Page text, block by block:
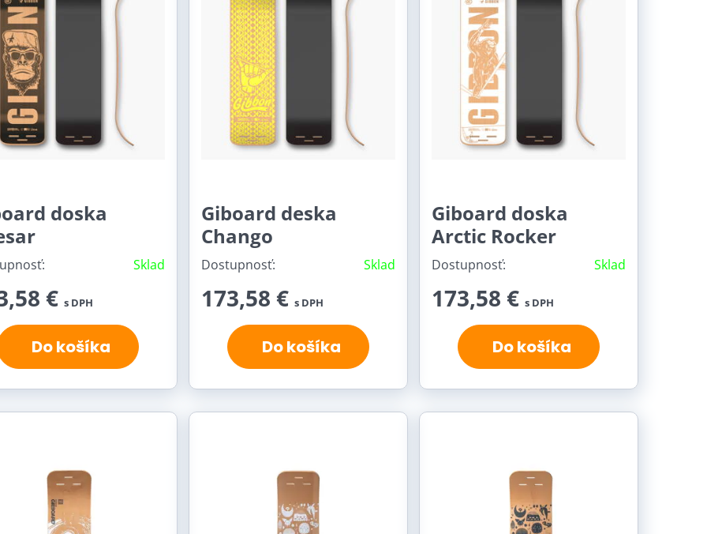
doska
Sklad
€ s DPH
Do košíka
Giboard deska
Chango
Dostupnosť: Sklad
173,58 € s DPH
Do košíka
Giboard doska
Arctic Rocker
Dostupnosť: Sklad
173,58 € s DPH
Do košíka